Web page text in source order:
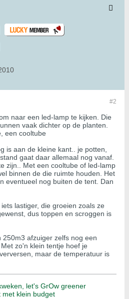
#2
naar een led-lamp te kijken. Die
vaak dichter op de planten.
een cooltube
is aan de kleine kant.. je potten,
gaat daar allemaal nog vanaf.
zijn.. Met een cooltube of led-lamp
binnen de die ruimte houden. Het
eventueel nog buiten de tent. Dan
lastiger, die groeien zoals ze
dus toppen en scroggen is
250m3 afzuiger zelfs nog een
zo'n klein tentje hoef je
maar de temperatuur is
let's GrOw greener
met klein budget